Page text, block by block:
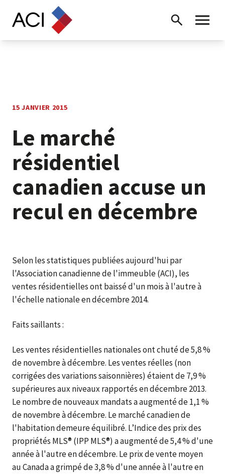
Skip to content
Recherche
Menu
15 JANVIER 2015
Le marché
résidentiel
canadien accuse un
recul en décembre
Selon les statistiques publiées aujourd'hui par
l'Association canadienne de l'immeuble (ACI), les
ventes résidentielles ont baissé d'un mois à l'autre à
l'échelle nationale en décembre 2014.
Faits saillants :
Les ventes résidentielles nationales ont chuté de 5,8 %
de novembre à décembre. Les ventes réelles (non
corrigées des variations saisonnières) étaient de 7,9 %
supérieures aux niveaux rapportés en décembre 2013.
Le nombre de nouveaux mandats a augmenté de 1,1 %
de novembre à décembre. Le marché canadien de
l'habitation demeure équilibré. L’Indice des prix des
propriétés MLS® (IPP MLS®) a augmenté de 5,4 % d'une
année à l'autre en décembre. Le prix de vente moyen
au Canada a grimpé de 3,8 % d'une année à l'autre en